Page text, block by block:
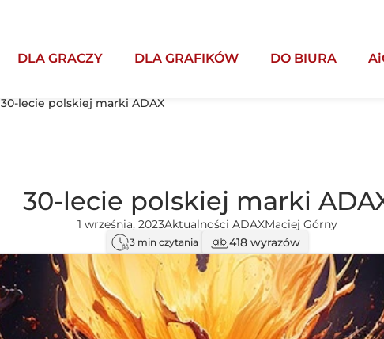
DLA GRACZY DLA GRAFIKÓW DO BIURA
30-lecie polskiej marki ADAX
30-lecie polskiej marki
1 września, 2023Aktualności ADAXMaciej Górny
3 min czytania 418 wyrazów